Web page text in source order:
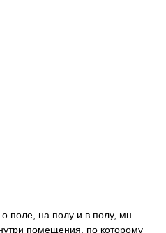
поле, на полу и в полу, мн.
помещения, по которому